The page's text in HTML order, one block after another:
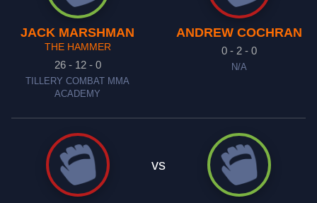
JACK MARSHMAN
THE HAMMER
26 - 12 - 0
TILLERY COMBAT MMA
ACADEMY
ANDREW COCHRAN
0 - 2 - 0
N/A
vs